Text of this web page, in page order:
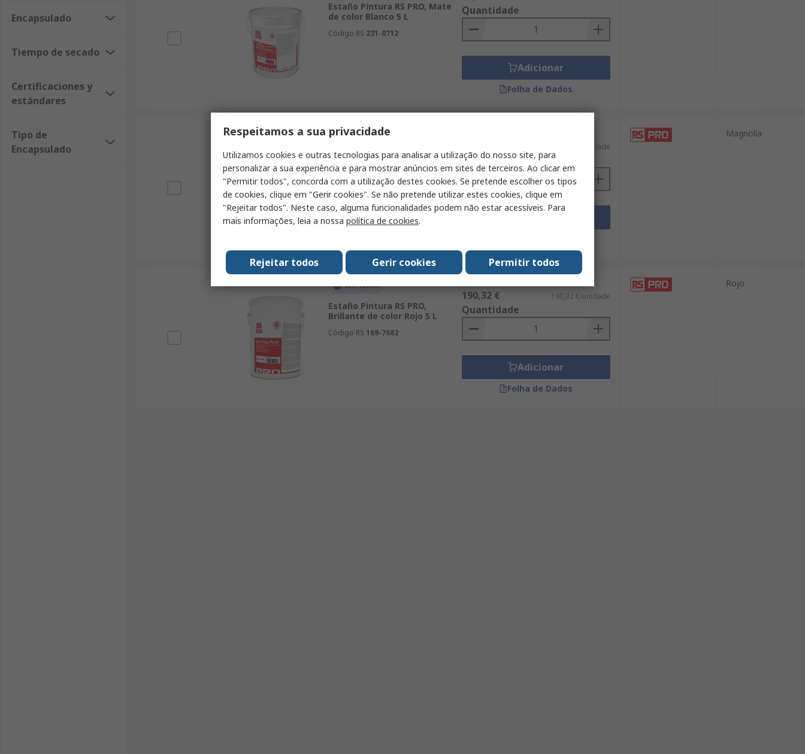
Encapsulado
Tiempo de secado
Certificaciones y
estándares
Tipo de
Encapsulado
Estaño Pintura RS PRO, Mate
de color Blanco 5 L
Código RS 231-0712
Quantidade
Adicionar
Folha de Dados
Em stock
Estaño Pintura RS PRO, Mate
de color Magnolia 5 L
Código RS231-0711
60,82 €/unidade
Quantidade
Magnolia
Em stock
Estaño Pintura RS PRO,
Brillante de color Rojo 5 L
Código RS 169-7682
190,32 € 190,32 €/unidade
Quantidade
Adicionar
Folha de Dados
Rojo
Respeitamos a sua privacidade
Utilizamos cookies e outras tecnologias para analisar a utilização do nosso site, para
personalizar a sua experiência e para mostrar anúncios em sites de terceiros. Ao clicar em
"Permitir todos", concorda com a utilização destes cookies. Se pretende escolher os tipos
de cookies, clique em "Gerir cookies". Se não pretende utilizar estes cookies, clique em
"Rejeitar todos". Neste caso, alguma funcionalidades podem não estar acessíveis. Para
mais informações, leia a nossa política de cookies.
Permitir todos
Gerir cookies
Rejeitar todos